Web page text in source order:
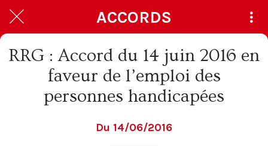
ACCORDS
RRG : Accord du 14 juin 2016 en
faveur de l’emploi des
personnes handicapées
Du 14/06/2016